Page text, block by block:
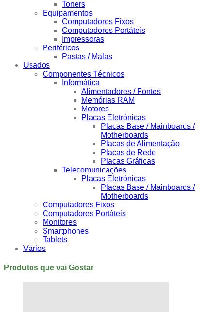
Toners
Equipamentos
Computadores Fixos
Computadores Portáteis
Impressoras
Periféricos
Pastas / Malas
Usados
Componentes Técnicos
Informática
Alimentadores / Fontes
Memórias RAM
Motores
Placas Eletrónicas
Placas Base / Mainboards /
Motherboards
Placas de Alimentação
Placas de Rede
Placas Gráficas
Telecomunicações
Placas Eletrónicas
Placas Base / Mainboards /
Motherboards
Computadores Fixos
Computadores Portáteis
Monitores
Smartphones
Tablets
Vários
Produtos que vai Gostar